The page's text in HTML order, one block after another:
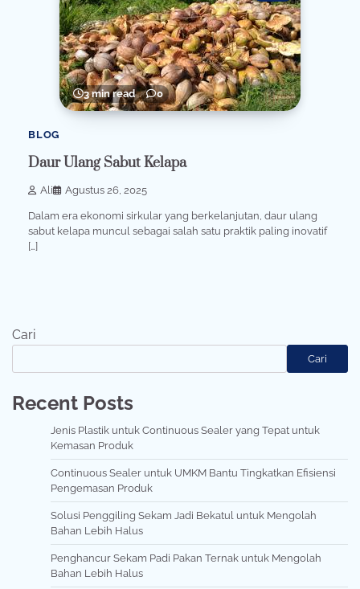
3 min read 0
BLOG
Daur Ulang Sabut Kelapa
Ali Agustus 26, 2025
Dalam era ekonomi sirkular yang berkelanjutan, daur ulang
sabut kelapa muncul sebagai salah satu praktik paling inovatif
[…]
Cari
Cari
Recent Posts
Jenis Plastik untuk Continuous Sealer yang Tepat untuk
Kemasan Produk
Continuous Sealer untuk UMKM Bantu Tingkatkan Efisiensi
Pengemasan Produk
Solusi Penggiling Sekam Jadi Bekatul untuk Mengolah
Bahan Lebih Halus
Penghancur Sekam Padi Pakan Ternak untuk Mengolah
Bahan Lebih Halus